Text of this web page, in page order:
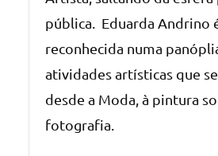
pública. Eduarda Andrino
reconhecida numa
atividades artísticas que
desde a Moda, à pintura
fotografia.